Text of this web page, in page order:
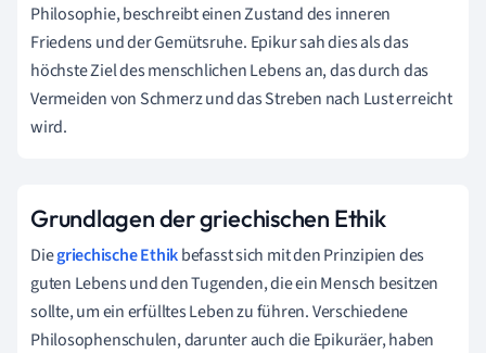
Philosophie, beschreibt einen Zustand des inneren
Friedens und der Gemütsruhe. Epikur sah dies als das
höchste Ziel des menschlichen Lebens an, das durch das
Vermeiden von Schmerz und das Streben nach Lust erreicht
wird.
Grundlagen der griechischen Ethik
Diegriechische Ethikbefasst sich mit den Prinzipien des
guten Lebens und den Tugenden, die ein Mensch besitzen
sollte, um ein erfülltes Leben zu führen. Verschiedene
Philosophenschulen, darunter auch die Epikuräer, haben